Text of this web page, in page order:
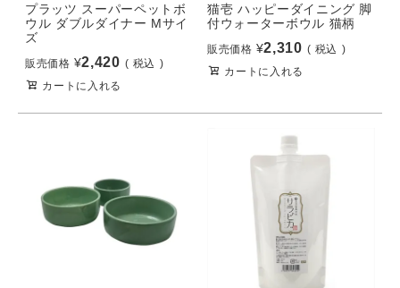
プラッツ スーパーペットボ
ウル ダブルダイナー Mサイ
ズ
販売価格 ¥2,420
税込
カートに入れる
猫壱 ハッピーダイニング 脚
付ウォーターボウル 猫柄
販売価格 ¥2,310
税込
カートに入れる